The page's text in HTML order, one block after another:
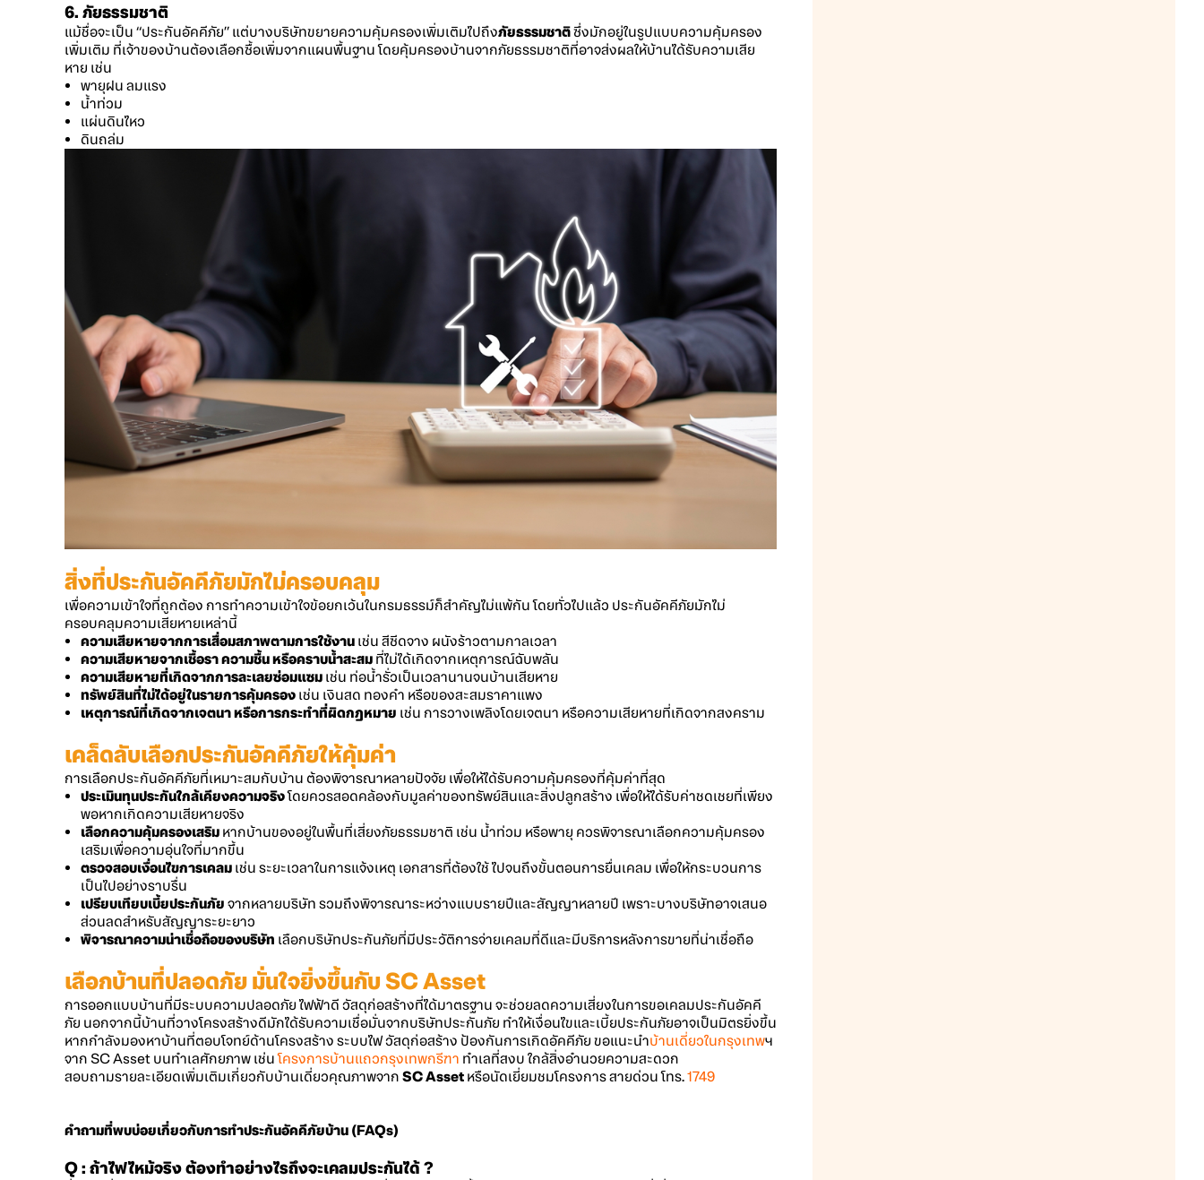
6. ภัยธรรมชาติ
แม้ชื่อจะเป็น “ประกันอัคคีภัย” แต่บางบริษัทขยายความคุ้มครองเพิ่มเติมไปถึงภัยธรรมชาติซึ่งมักอยู่ในรูปแบบความคุ้มครอง
เพิ่มเติม ที่เจ้าของบ้านต้องเลือกซื้อเพิ่มจากแผนพื้นฐาน โดยคุ้มครองบ้านจากภัยธรรมชาติที่อาจส่งผลให้บ้านได้รับความเสีย
หาย เช่น
พายุฝน ลมแรง
น้ำท่วม
แผ่นดินไหว
ดินถล่ม
สิ่งที่ประกันอัคคีภัยมักไม่ครอบคลุม
เพื่อความเข้าใจที่ถูกต้อง การทำความเข้าใจข้อยกเว้นในกรมธรรม์ก็สำคัญไม่แพ้กัน โดยทั่วไปแล้ว ประกันอัคคีภัยมักไม่
ครอบคลุมความเสียหายเหล่านี้
ความเสียหายจากการเสื่อมสภาพตามการใช้งาน เช่น สีซีดจาง ผนังร้าวตามกาลเวลา
ความเสียหายจากเชื้อรา ความชื้น หรือคราบน้ำสะสม ที่ไม่ได้เกิดจากเหตุการณ์ฉับพลัน
ความเสียหายที่เกิดจากการละเลยซ่อมแซม เช่น ท่อน้ำรั่วเป็นเวลานานจนบ้านเสียหาย
ทรัพย์สินที่ไม่ได้อยู่ในรายการคุ้มครอง เช่น เงินสด ทองคำ หรือของสะสมราคาแพง
เหตุการณ์ที่เกิดจากเจตนา หรือการกระทำที่ผิดกฎหมาย เช่น การวางเพลิงโดยเจตนา หรือความเสียหายที่เกิดจากสงคราม
เคล็ดลับเลือกประกันอัคคีภัยให้คุ้มค่า
การเลือกประกันอัคคีภัยที่เหมาะสมกับบ้าน ต้องพิจารณาหลายปัจจัย เพื่อให้ได้รับความคุ้มครองที่คุ้มค่าที่สุด
ประเมินทุนประกันใกล้เคียงความจริงโดยควรสอดคล้องกับมูลค่าของทรัพย์สินและสิ่งปลูกสร้าง เพื่อให้ได้รับค่าชดเชยที่เพียง
พอหากเกิดความเสียหายจริง
เลือกความคุ้มครองเสริม หากบ้านของอยู่ในพื้นที่เสี่ยงภัยธรรมชาติ เช่น น้ำท่วม หรือพายุ ควรพิจารณาเลือกความคุ้มครอง
เสริมเพื่อความอุ่นใจที่มากขึ้น
ตรวจสอบเงื่อนไขการเคลม เช่น ระยะเวลาในการแจ้งเหตุ เอกสารที่ต้องใช้ ไปจนถึงขั้นตอนการยื่นเคลม เพื่อให้กระบวนการ
เป็นไปอย่างราบรื่น
เปรียบเทียบเบี้ยประกันภัย จากหลายบริษัท รวมถึงพิจารณาระหว่างแบบรายปีและสัญญาหลายปี เพราะบางบริษัทอาจเสนอ
ส่วนลดสำหรับสัญญาระยะยาว
พิจารณาความน่าเชื่อถือของบริษัท เลือกบริษัทประกันภัยที่มีประวัติการจ่ายเคลมที่ดีและมีบริการหลังการขายที่น่าเชื่อถือ
เลือกบ้านที่ปลอดภัย มั่นใจยิ่งขึ้นกับ SC Asset
การออกแบบบ้านที่มีระบบความปลอดภัย ไฟฟ้าดี วัสดุก่อสร้างที่ได้มาตรฐาน จะช่วยลดความเสี่ยงในการขอเคลมประกันอัคคี
ภัย นอกจากนี้บ้านที่วางโครงสร้างดีมักได้รับความเชื่อมั่นจากบริษัทประกันภัย ทำให้เงื่อนไขและเบี้ยประกันภัยอาจเป็นมิตรยิ่งขึ้น
หากกำลังมองหาบ้านที่ตอบโจทย์ด้านโครงสร้าง ระบบไฟ วัสดุก่อสร้าง ป้องกันการเกิดอัคคีภัย ขอแนะนำบ้านเดี่ยวในกรุงเทพฯ
จาก SC Asset บนทำเลศักยภาพ เช่นโครงการบ้านแถวกรุงเทพกรีฑา ทำเลที่สงบ ใกล้สิ่งอำนวยความสะดวก
สอบถามรายละเอียดเพิ่มเติมเกี่ยวกับบ้านเดี่ยวคุณภาพจาก SC Asset หรือนัดเยี่ยมชมโครงการ สายด่วน โทร.1749
คำถามที่พบบ่อยเกี่ยวกับการทำประกันอัคคีภัยบ้าน (FAQs)
Q : ถ้าไฟไหม้จริง ต้องทำอย่างไรถึงจะเคลมประกันได้ ?